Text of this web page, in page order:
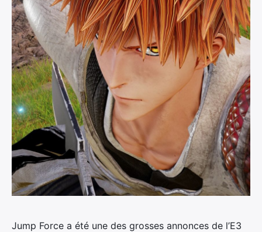
Jump Force a été une des grosses annonces de l’E3